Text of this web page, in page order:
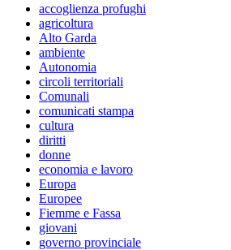
accoglienza profughi
agricoltura
Alto Garda
ambiente
Autonomia
circoli territoriali
Comunali
comunicati stampa
cultura
diritti
donne
economia e lavoro
Europa
Europee
Fiemme e Fassa
giovani
governo provinciale